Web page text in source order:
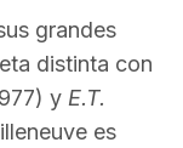
grandes
distinta con
y E.T.
es